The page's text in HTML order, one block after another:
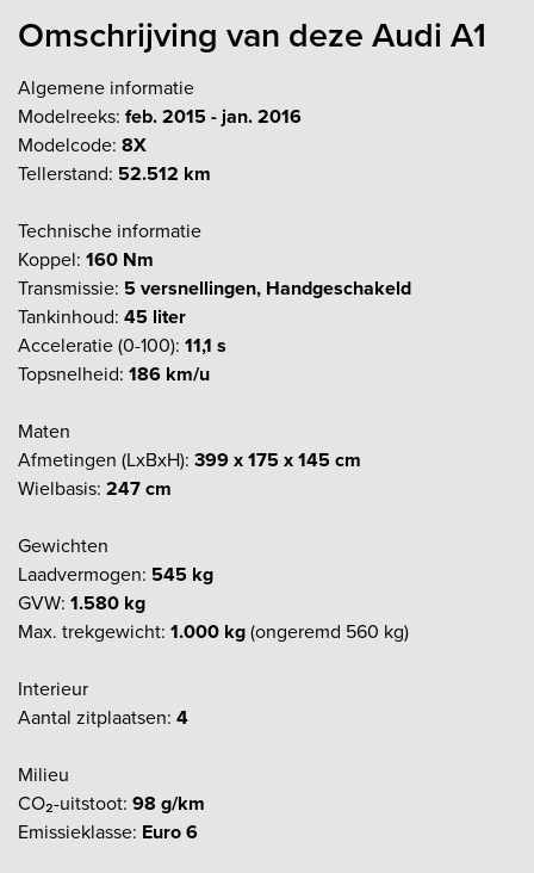
Omschrijving van deze Audi A1
Algemene informatie
Modelreeks: feb. 2015 - jan. 2016
Modelcode: 8X
Tellerstand: 52.512 km
Technische informatie
Koppel: 160 Nm
Transmissie: 5 versnellingen, Handgeschakeld
Tankinhoud: 45 liter
Acceleratie (0-100): 11,1 s
Topsnelheid: 186 km/u
Maten
Afmetingen (LxBxH): 399 x 175 x 145 cm
Wielbasis: 247 cm
Gewichten
Laadvermogen: 545 kg
GVW: 1.580 kg
Max. trekgewicht: 1.000 kg(ongeremd 560 kg)
Interieur
Aantal zitplaatsen: 4
Milieu
CO₂-uitstoot: 98 g/km
Emissieklasse: Euro 6